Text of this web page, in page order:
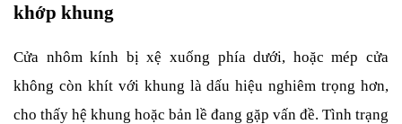
khớp khung
Cửa nhôm kính bị xệ xuống phía dưới, hoặc mép cửa
không còn khít với khung là dấu hiệu nghiêm trọng hơn,
cho thấy hệ khung hoặc bản lề đang gặp vấn đề. Tình trạng